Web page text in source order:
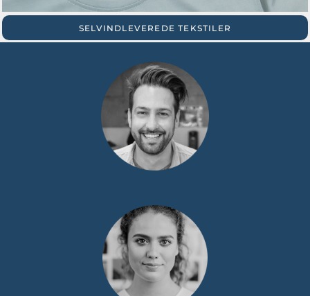
SELVINDLEVEREDE TEKSTILER